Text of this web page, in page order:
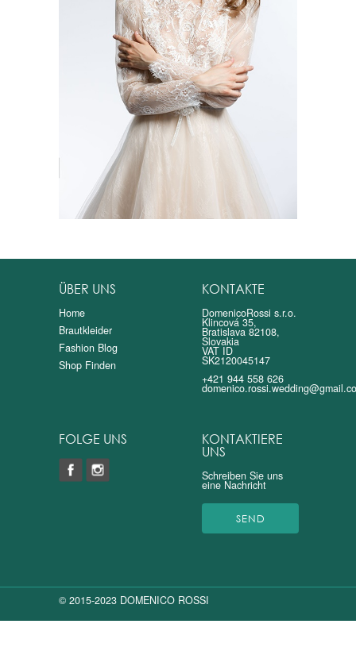
ALEKSIA
ÜBER UNS
Home
Brautkleider
Fashion Blog
Shop Finden
KONTAKTE
DomenicoRossi s.r.o.
Klincová 35,
Bratislava 82108,
Slovakia
VAT ID
SK2120045147
+421 944 558 626
FOLGE UNS
KONTAKTIERE
UNS
Schreiben Sie uns
eine Nachricht
SEND
© 2015-2023 DOMENICO ROSSI